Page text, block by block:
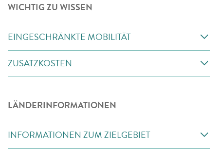
WICHTIG ZU WISSEN
EINGESCHRÄNKTE MOBILITÄT
ZUSATZKOSTEN
LÄNDERINFORMATIONEN
INFORMATIONEN ZUM ZIELGEBIET